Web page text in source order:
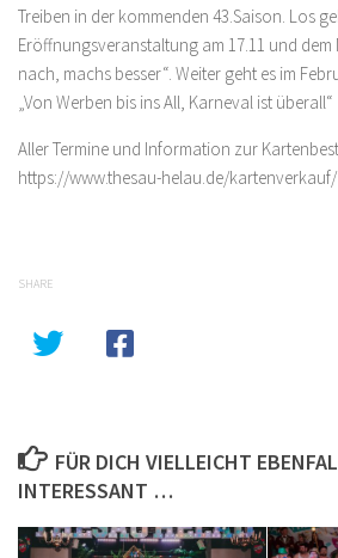
Treiben in der kommenden 43.Saison. Los
Eröffnungsveranstaltung am 17.11 und
nach, machs besser“. Weiter geht es im
„Von Werben bis ins All, Karneval ist überall“
Aller Termine und Information zur
https://www.thesau-helau.de/kartenverkauf/
SHARE
FÜR DICH VIELLEICHT
INTERESSANT …